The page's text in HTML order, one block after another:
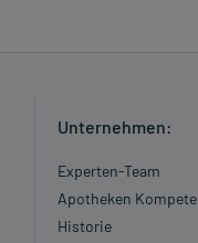
Unternehmen:
Experten-Team
Apotheken
Historie